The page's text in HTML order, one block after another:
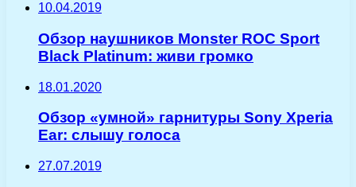
10.04.2019
Обзор наушников Monster ROC Sport
Black Platinum: живи громко
18.01.2020
Обзор «умной» гарнитуры Sony Xperia
Ear: слышу голоса
27.07.2019